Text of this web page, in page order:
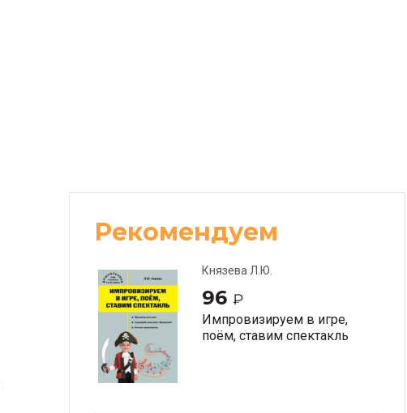
Рекомендуем
Князева Л.Ю.
96 ₽
Импровизируем в игре,
поём, ставим спектакль